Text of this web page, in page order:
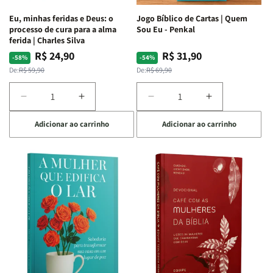
Espirituais
|
Estela
Espirituais
|
Eu, minhas feridas e Deus: o
processo de cura para a alma
ferida | Charles Silva
-58%
Preço
normal
De:R$ 59,90
Preço
promocional
R$ 24,90
Diminuir
a
quantidade
de
Eu,
minhas
feridas
e
Deus:
o
processo
de
cura
para
Aumentar
a
quantidade
de
Eu,
minhas
feridas
e
Deus:
o
processo
de
cura
para
Adicionar ao carrinho
Jogo Bíblico de Cartas | Quem
Sou Eu - Penkal
-54%
Preço
normal
De:R$ 69,90
Preço
promocional
R$ 31,90
Diminuir
a
quantidade
de
Jogo
Bíblico
de
Cartas
Quem
Sou
Eu
Penkal
Aumentar
a
quantidade
de
Jogo
Bíblico
Cartas
|
Quem
Sou
Eu
-
Penkal
Adicionar ao carrinho